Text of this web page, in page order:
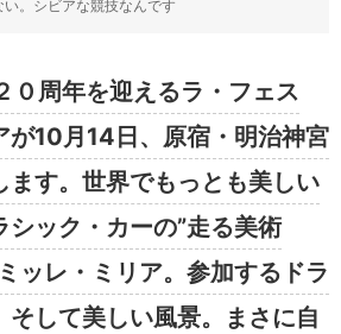
。シビアな競技なんです
０周年を迎えるラ・フェス
が10月14日、原宿・明治神宮
ます。世界でもっとも美しい
シック・カーの”走る美術
ッレ・ミリア。参加するドラ
そして美しい風景。まさに自